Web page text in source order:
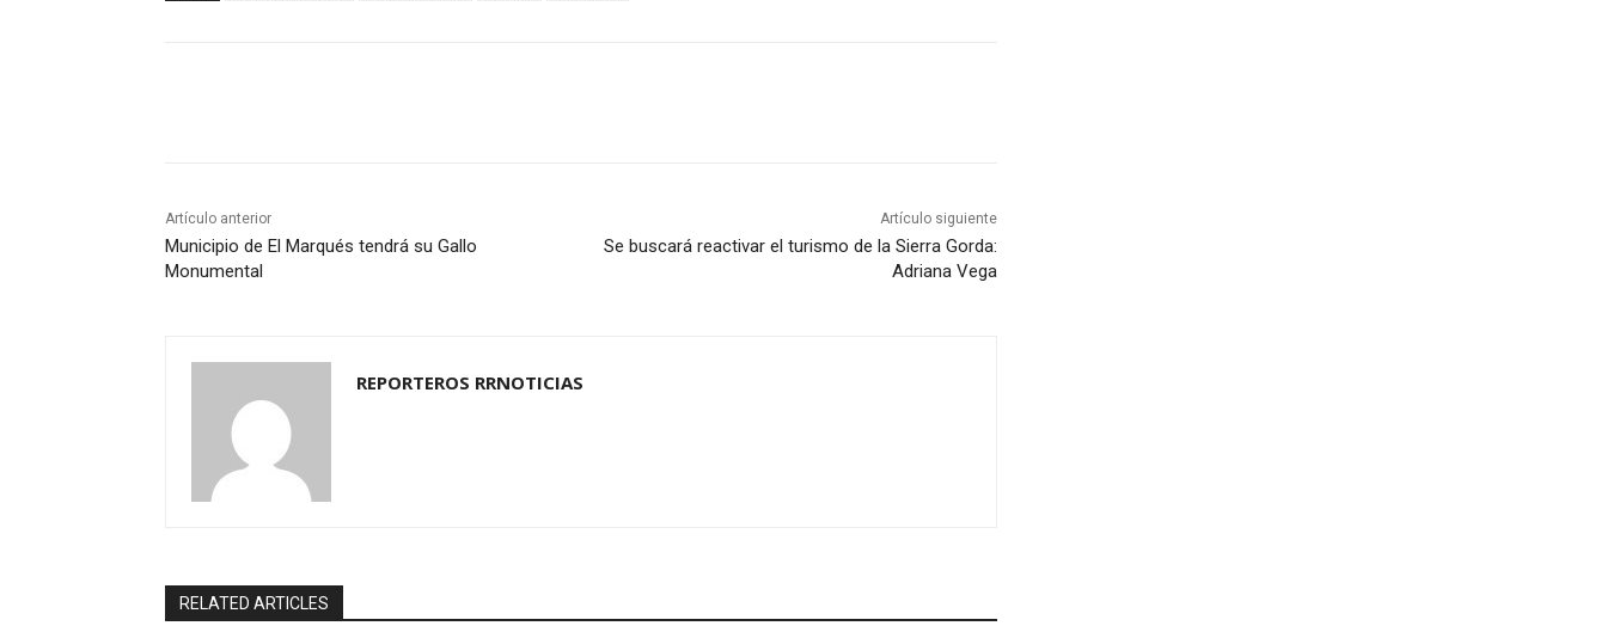
Artículo anterior
Municipio de El Marqués tendrá su Gallo
Monumental
Artículo siguiente
Se buscará reactivar el turismo de la Sierra Gorda:
Adriana Vega
REPORTEROS RRNOTICIAS
RELATED ARTICLES